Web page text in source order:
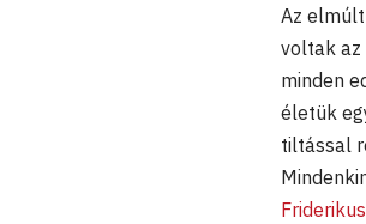
Az
voltak az
minden
életük
tiltással